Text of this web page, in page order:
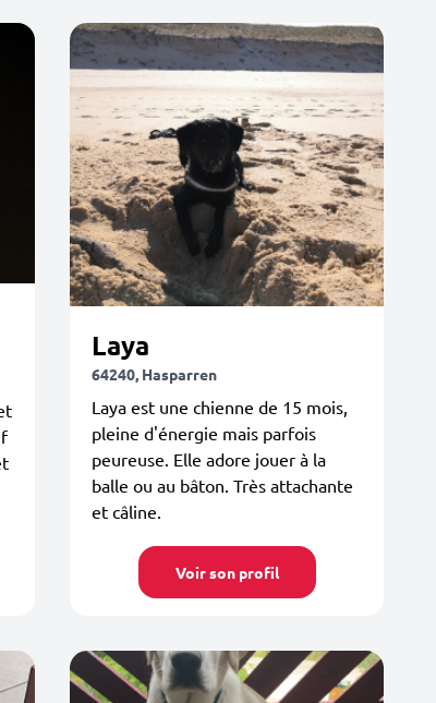
Laya
64240, Hasparren
Laya est une chienne de 15 mois,
pleine d'énergie mais parfois
peureuse. Elle adore jouer à la
balle ou au bâton. Très attachante
et câline.
Voir son profil